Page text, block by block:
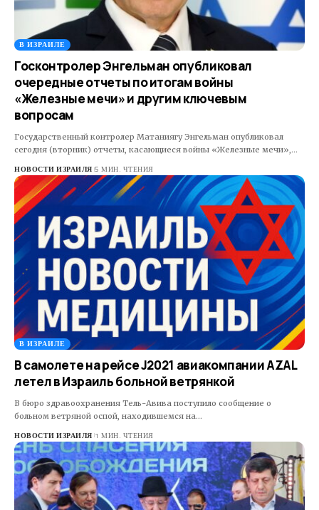
В ИЗРАИЛЕ
Госконтролер Энгельман опубликовал
очередные отчеты по итогам войны
«Железные мечи» и другим ключевым
вопросам
Государственный контролер Матаниягу Энгельман опубликовал
сегодня (вторник) отчеты, касающиеся войны «Железные мечи»,…
НОВОСТИ ИЗРАИЛЯ 5 МИН. ЧТЕНИЯ
В ИЗРАИЛЕ
В самолете на рейсе J2021 авиакомпании AZAL
летел в Израиль больной ветрянкой
В бюро здравоохранения Тель-Авива поступило сообщение о
больном ветряной оспой, находившемся на…
НОВОСТИ ИЗРАИЛЯ 1 МИН. ЧТЕНИЯ